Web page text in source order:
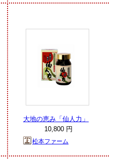
大地の恵み「仙人力」
10,800 円
松本ファーム